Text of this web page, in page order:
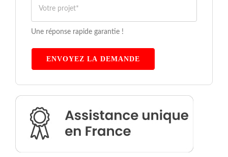
Une réponse rapide garantie !
ENVOYEZ LA DEMANDE